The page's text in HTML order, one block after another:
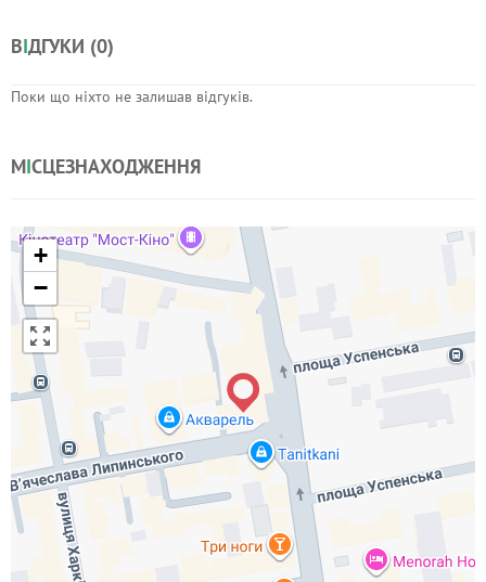
ВІДГУКИ (0)
Поки що ніхто не залишав відгуків.
МІСЦЕЗНАХОДЖЕННЯ
+
−